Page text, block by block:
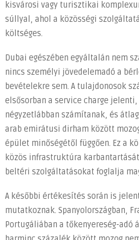
kisvárosi vagy turisztikai
súllyal, ahol a közösségi
költséges.
Dubai egészében egyáltalán nem
nincs személyi jövedelemadó a
bevételekre sem. A tulajdonosok
elsősorban a service charge
négyzetlábban számítanak, és
arab emirátusi dirham között
épület minőségétől függően. Ez a
közös infrastruktúra
beltéri szolgáltatásokat foglalja
A későbbi értékesítés során is
mutatkoznak. Spanyolországban,
Portugáliában a tőkenyereség-adó